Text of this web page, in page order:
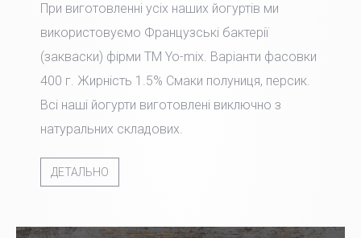
При виготовленні усіх наших йогуртів ми
використовуємо Французські бактерії
(закваски) фірми TM Yo-mix. Варіанти фасовки
400 г. Жирність 1.5% Смаки полуниця, персик.
Всі наші йогурти виготовлені виключно з
натуральних складових.
ДЕТАЛЬНО